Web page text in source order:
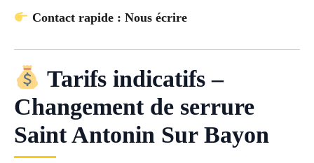
Contact rapide : Nous écrire
Tarifs indicatifs –
Changement de serrure
Saint Antonin Sur Bayon